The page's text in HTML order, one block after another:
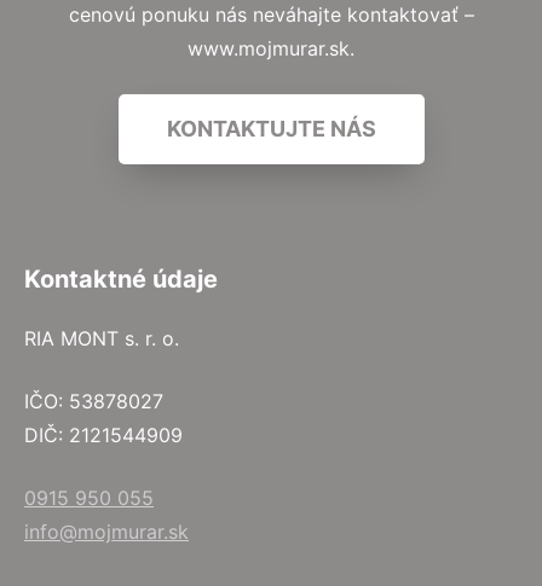
cenovú ponuku nás neváhajte kontaktovať –
www.mojmurar.sk.
KONTAKTUJTE NÁS
Kontaktné údaje
RIA MONT s. r. o.
IČO: 53878027
DIČ: 2121544909
0915 950 055
info@mojmurar.sk